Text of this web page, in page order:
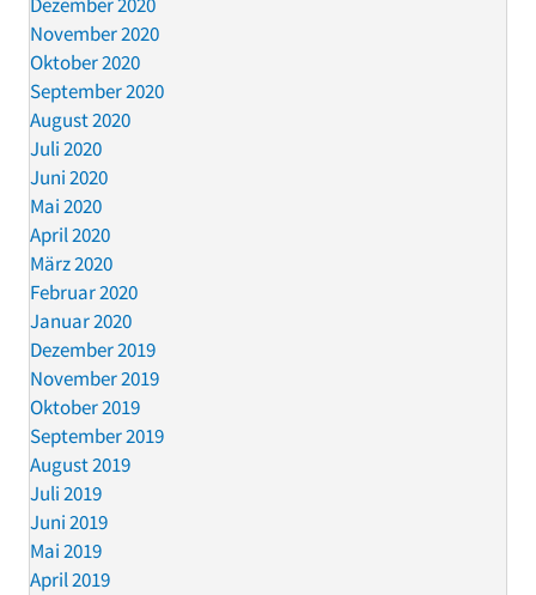
Dezember 2020
November 2020
Oktober 2020
September 2020
August 2020
Juli 2020
Juni 2020
Mai 2020
April 2020
März 2020
Februar 2020
Januar 2020
Dezember 2019
November 2019
Oktober 2019
September 2019
August 2019
Juli 2019
Juni 2019
Mai 2019
April 2019